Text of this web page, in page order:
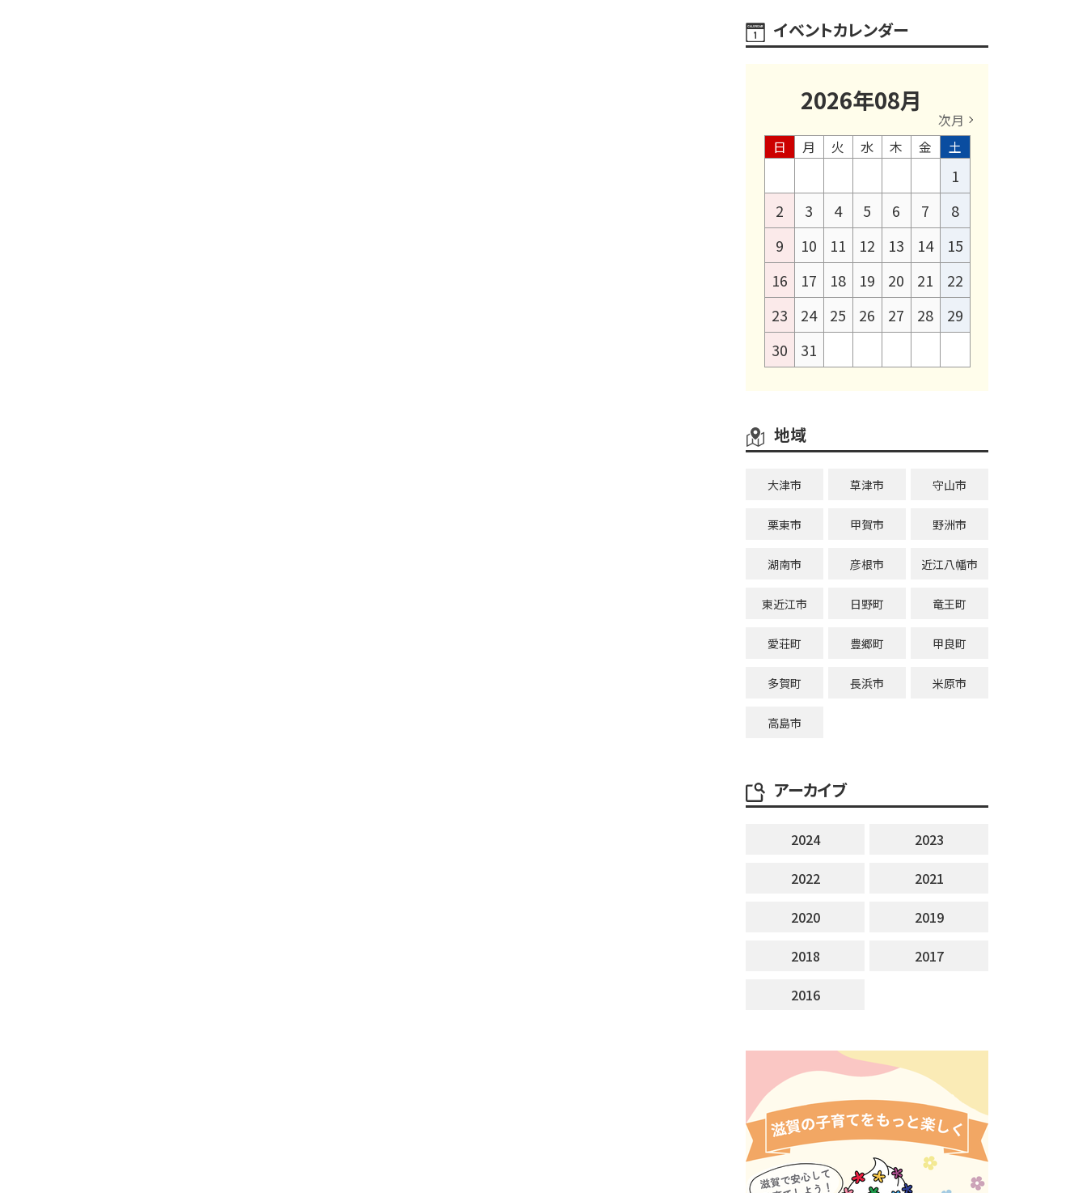
イベントカレンダー
2026年08月
次月
日
月 火 水 木 金 土
1
2
3 4 5 6 7
8
9
10 11 12 13 14
15
16
17 18 19 20 21
22
23
24 25 26 27 28
29
30
31
地域
大津市 草津市 守山市
栗東市 甲賀市 野洲市
湖南市 彦根市 近江八幡市
東近江市 日野町 竜王町
愛荘町 豊郷町 甲良町
多賀町 長浜市 米原市
高島市
アーカイブ
2024
2023
2022
2021
2020
2019
2018
2017
2016